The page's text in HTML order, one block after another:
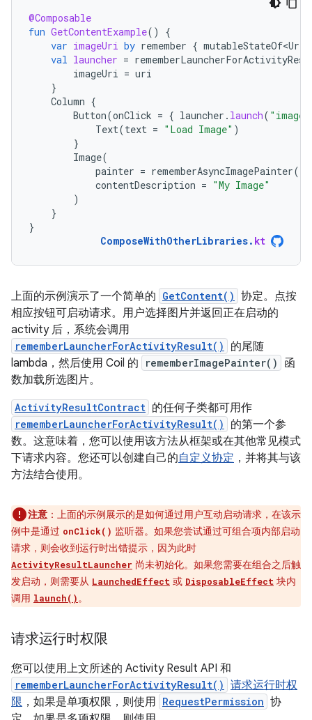
@Composable
fun GetContentExample()
{
var imageUri by remember {
val launcher =
imageUri = uri
}
Column {
Button(onClick = { launcher . launch(
Text(text = "Load Image" )
}
Image(
painter = rememberAsyncImagePainter(
contentDescription = "My Image"
)
}
}
ComposeWithOtherLibraries. kt
上面的示例演示了一个简单的 GetContent() 协定。点按
相应按钮可启动请求。用户选择图片并返回正在启动的
activity 后，系统会调用
rememberLauncherForActivityResult()
的尾随
lambda，然后使用 Coil 的
rememberImagePainter()
函
数加载所选图片。
ActivityResultContract 的任何子类都可用作
rememberLauncherForActivityResult()
的第一个参
数。这意味着，您可以使用该方法从框架或在其他常见模式
下请求内容。您还可以创建自己的自定义协定 ，并将其与该
方法结合使用。
注意 ：上面的示例展示的是如何通过用户互动启动请求，在该示
例中是通过 onClick() 监听器。如果您尝试通过可组合项内部启动
请求，则会收到运行时出错提示，因为此时
ActivityResultLauncher 尚未初始化。如果您需要在组合之后触
发启动，则需要从 LaunchedEffect 或 DisposableEffect 块内
调用 launch()。
请求运行时权限
您可以使用上文所述的 Activity Result API 和
rememberLauncherForActivityResult() 请求运行时权
限 ，如果是单项权限，则使用 RequestPermission 协